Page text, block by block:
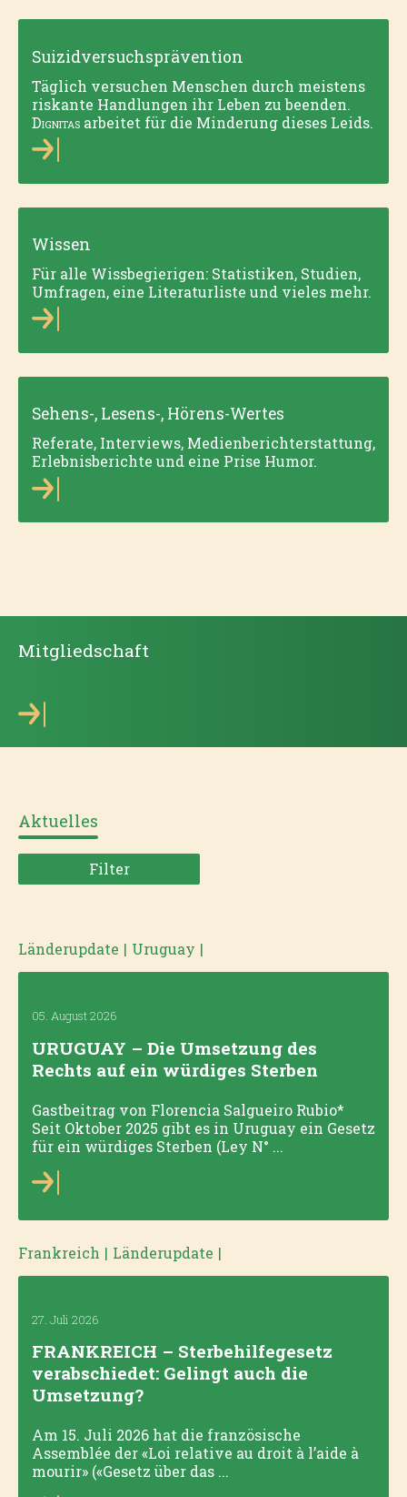
Suizidversuchsprävention
Täglich versuchen Menschen durch meistens
riskante Handlungen ihr Leben zu beenden.
Dignitasarbeitet für die Minderung dieses Leids.
Wissen
Für alle Wissbegierigen: Statistiken, Studien,
Umfragen, eine Literaturliste und vieles mehr.
Sehens-, Lesens-, Hörens-Wertes
Referate, Interviews, Medienberichterstattung,
Erlebnisberichte und eine Prise Humor.
Mitgliedschaft
Aktuelles
Filter
Länderupdate | Uruguay |
05. August 2026
URUGUAY – Die Umsetzung des
Rechts auf ein würdiges Sterben
Gastbeitrag von Florencia Salgueiro Rubio*
Seit Oktober 2025 gibt es in Uruguay ein Gesetz
für ein würdiges Sterben (Ley N° ...
Frankreich | Länderupdate |
27. Juli 2026
FRANKREICH – Sterbehilfegesetz
verabschiedet: Gelingt auch die
Umsetzung?
Am 15. Juli 2026 hat die französische
Assemblée der «Loi relative au droit à l’aide à
mourir» («Gesetz über das ...